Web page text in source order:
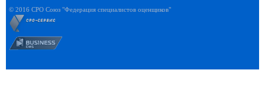
© 2016 СРО Союз "Федерация специалистов оценщиков"